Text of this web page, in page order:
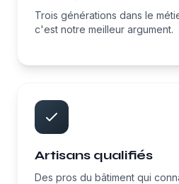
Trois générations dans le
c'est notre meilleur argument.
Artisans qualifiés
Des pros du bâtiment qui